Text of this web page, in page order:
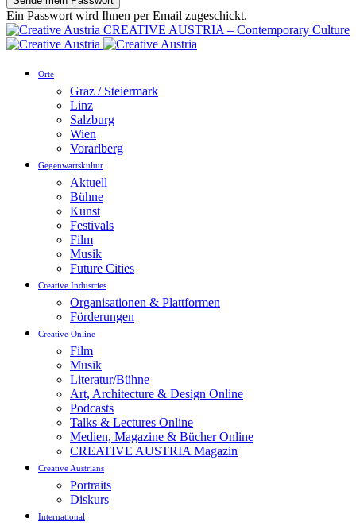
Ein Passwort wird Ihnen per Email zugeschickt.
CREATIVE AUSTRIA – Contemporary Culture
Orte
Graz / Steiermark
Linz
Salzburg
Wien
Vorarlberg
Gegenwartskultur
Aktuell
Bühne
Kunst
Festivals
Film
Musik
Future Cities
Creative Industries
Organisationen & Plattformen
Förderungen
Creative Online
Film
Musik
Literatur/Bühne
Art, Architecture & Design Online
Podcasts
Talks & Lectures Online
Medien, Magazine & Bücher Online
CREATIVE AUSTRIA Magazin
Creative Austrians
Portraits
Diskurs
International